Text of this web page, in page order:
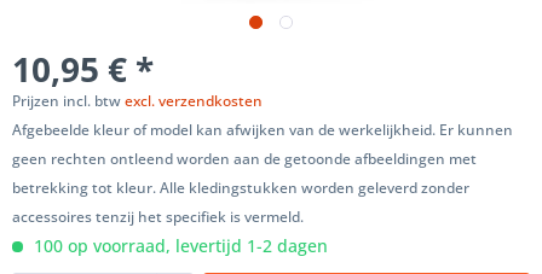
10,95 € *
Prijzen incl. btwexcl. verzendkosten
Afgebeelde kleur of model kan afwijken van de werkelijkheid. Er kunnen
geen rechten ontleend worden aan de getoonde afbeeldingen met
betrekking tot kleur. Alle kledingstukken worden geleverd zonder
accessoires tenzij het specifiek is vermeld.
100 op voorraad, levertijd 1-2 dagen